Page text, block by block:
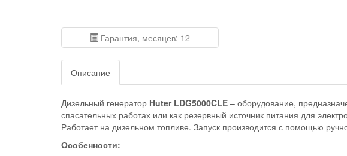
Гарантия, месяцев: 12
Описание
Дизельный генератор Huter LDG5000CLE – оборудование,
спасательных работах или как резервный источник питания для
Работает на дизельном топливе. Запуск производится с помощью
Особенности: